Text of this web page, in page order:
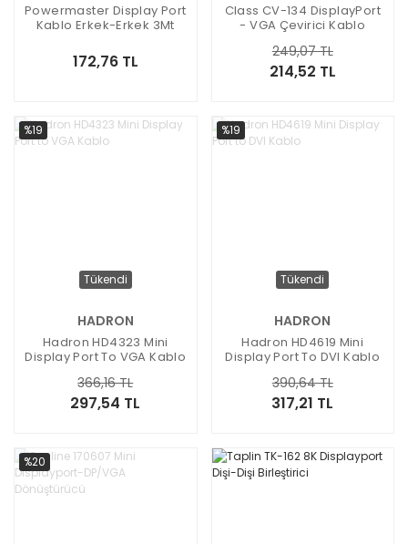
Powermaster Display Port
Kablo Erkek-Erkek 3Mt
172,76 TL
Class CV-134 DisplayPort
- VGA Çevirici Kablo
214,52 TL
249,07 TL
%19
Tükendi
HADRON
Hadron HD4323 Mini
Display Port To VGA Kablo
297,54 TL
366,16 TL
%19
Tükendi
HADRON
Hadron HD4619 Mini
Display Port To DVI Kablo
317,21 TL
390,64 TL
%20